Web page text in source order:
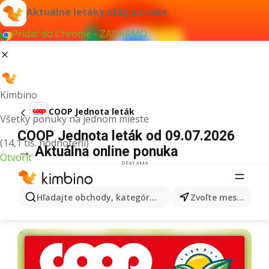
Aktuálne letáky vždy po ruke
Pridať do Chrome - ZADARMO
Kimbino
Všetky ponuky na jednom mieste
(14,1 tis. hodnotení)
Otvoriť
Hľadajte obchody, kategórie, produkty... Zvoľte mesto
COOP Jednota leták
COOP Jednota leták od 09.07.2026
→ Aktuálna online ponuka
REKLAMA